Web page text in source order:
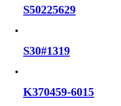
S50225629
S30#1319
K370459-6015